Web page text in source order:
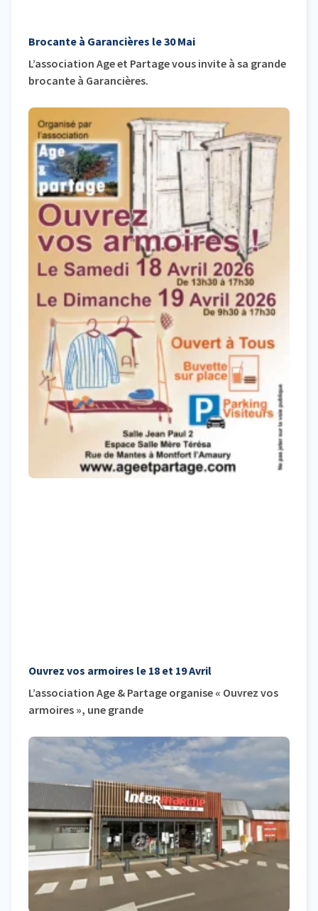
Brocante à Garancières le 30 Mai
L’association Age et Partage vous invite à sa grande
brocante à Garancières.
Ouvrez vos armoires le 18 et 19 Avril
L’association Age & Partage organise « Ouvrez vos
armoires », une grande